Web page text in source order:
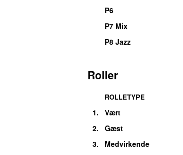
P6
P7 Mix
P8 Jazz
Roller
ROLLETYPE
1. Vært
2.
Gæst
3.
Medvirkende